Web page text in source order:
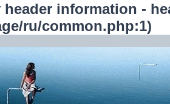
information -
ru/common.php:1)